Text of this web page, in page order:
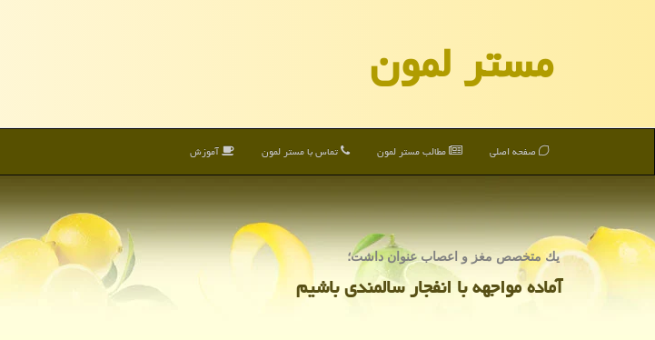
مستر لمون
صفحه اصلی مطالب مستر لمون تماس با مستر لمون آموزش
یك متخصص مغز و اعصاب عنوان داشت؛
آماده مواجهه با انفجار سالمندی باشیم